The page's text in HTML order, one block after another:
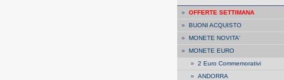
» OFFERTE SETTIMANA
» BUONI ACQUISTO
» MONETE NOVITA'
» MONETE EURO
» 2 Euro Commemorativi
» ANDORRA